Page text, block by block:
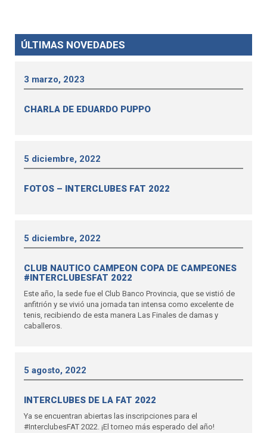
ÚLTIMAS NOVEDADES
3 marzo, 2023
CHARLA DE EDUARDO PUPPO
5 diciembre, 2022
FOTOS – INTERCLUBES FAT 2022
5 diciembre, 2022
CLUB NAUTICO CAMPEON COPA DE CAMPEONES
#INTERCLUBESFAT 2022
Este año, la sede fue el Club Banco Provincia, que se vistió de
anfitrión y se vivió una jornada tan intensa como excelente de
tenis, recibiendo de esta manera Las Finales de damas y
caballeros.
5 agosto, 2022
INTERCLUBES DE LA FAT 2022
Ya se encuentran abiertas las inscripciones para el
#InterclubesFAT 2022. ¡El torneo más esperado del año!